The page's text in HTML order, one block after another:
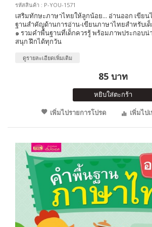
รหัสสินค้า : P-YOU-1571
เสริมทักษะภาษาไทยให้ลูกน้อย... อ่านออก เขีย
ฐานสำคัญด้านการอ่าน-เขียนภาษาไทยสำหรับเ
๑ รวมคำพื้นฐานที่เด็กควรรู้ พร้อมภาพประกอบน่
สนุก ฝึกได้ทุกวัน
ดูรายละเอียดเพิ่มเติม
85 บาท
หยิบใส่ตะกร้า
เพิ่มไปรายการโปรด
เพิ่มไป